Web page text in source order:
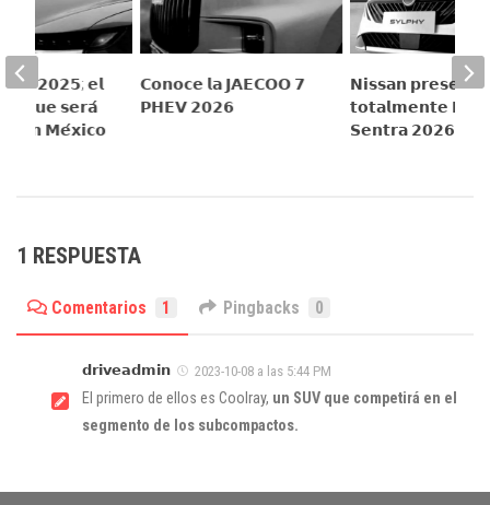
𝗖𝗼𝗻𝗼𝗰𝗲 𝗹𝗮 𝗝𝗔𝗘𝗖𝗢𝗢 𝟳
𝗣𝗛𝗘𝗩 𝟮𝟬𝟮𝟲
𝗡𝗶𝘀𝘀𝗮𝗻 𝗽𝗿𝗲𝘀𝗲𝗻𝘁𝗮
𝘁𝗼𝘁𝗮𝗹𝗺𝗲𝗻𝘁𝗲
𝗦𝗲𝗻𝘁𝗿𝗮 𝟮𝟬𝟮𝟲
𝟮𝟬𝟮𝟱; 𝗲𝗹
𝗾𝘂𝗲 𝘀𝗲𝗿𝗮́
𝗲𝗻 𝗠𝗲́𝘅𝗶𝗰𝗼
1 RESPUESTA
Comentarios 1 Pingbacks 0
𝗱𝗿𝗶𝘃𝗲𝗮𝗱𝗺𝗶𝗻 2023-10-08 a las 5:44 PM
El primero de ellos es Coolray, un SUV que competirá en el
segmento de los subcompactos.